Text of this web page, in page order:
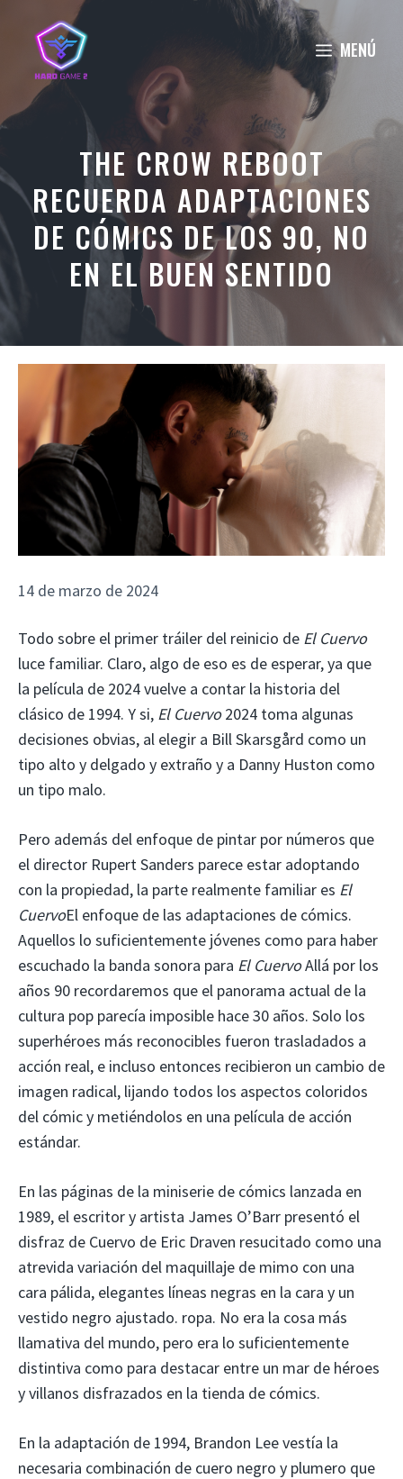
contenido
MENÚ
THE CROW REBOOT
RECUERDA ADAPTACIONES
DE CÓMICS DE LOS 90, NO
EN EL BUEN SENTIDO
14 de marzo de 2024
Todo sobre el primer tráiler del reinicio de El Cuervo
luce familiar. Claro, algo de eso es de esperar, ya que
la película de 2024 vuelve a contar la historia del
clásico de 1994. Y si, El Cuervo2024 toma algunas
decisiones obvias, al elegir a Bill Skarsgård como un
tipo alto y delgado y extraño y a Danny Huston como
un tipo malo.
Pero además del enfoque de pintar por números que
el director Rupert Sanders parece estar adoptando
con la propiedad, la parte realmente familiar es El
CuervoEl enfoque de las adaptaciones de cómics.
Aquellos lo suficientemente jóvenes como para haber
escuchado la banda sonora para El CuervoAllá por los
años 90 recordaremos que el panorama actual de la
cultura pop parecía imposible hace 30 años. Solo los
superhéroes más reconocibles fueron trasladados a
acción real, e incluso entonces recibieron un cambio de
imagen radical, lijando todos los aspectos coloridos
del cómic y metiéndolos en una película de acción
estándar.
En las páginas de la miniserie de cómics lanzada en
1989, el escritor y artista James O’Barr presentó el
disfraz de Cuervo de Eric Draven resucitado como una
atrevida variación del maquillaje de mimo con una
cara pálida, elegantes líneas negras en la cara y un
vestido negro ajustado. ropa. No era la cosa más
llamativa del mundo, pero era lo suficientemente
distintiva como para destacar entre un mar de héroes
y villanos disfrazados en la tienda de cómics.
En la adaptación de 1994, Brandon Lee vestía la
necesaria combinación de cuero negro y plumero que